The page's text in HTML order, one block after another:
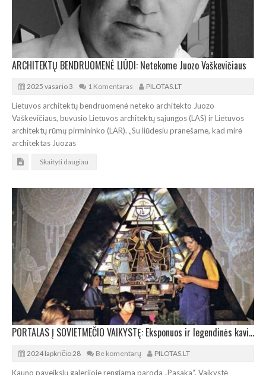
ARCHITEKTŲ BENDRUOMENĖ LIŪDI: Netekome Juozo Vaškevičiaus
2025 vasario 3 1 Komentaras PILOTAS.LT
Lietuvos architektų bendruomenė neteko architekto Juozo
Vaškevičiaus, buvusio Lietuvos architektų sąjungos (LAS) ir Lietuvos
architektų rūmų pirmininko (LAR). „Su liūdesiu pranešame, kad mirė
architektas Juozas
Skaityti daugiau
PORTALAS Į SOVIETMEČIO VAIKYSTĘ: Eksponuos ir legendinės kavinės „Pasaka“ restauruotus vitražus
2024 lapkričio 28 Be komentarų PILOTAS.LT
Kauno paveikslų galerijoje rengiama paroda „Pasaka“. Vaikystė